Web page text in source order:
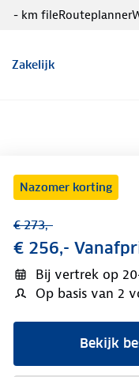
Zakelijk
- km fileRouteplanner
Nazomer korting
€ 273,-
€ 256,-
Bij vertrek op
Op basis van 2
Bekijk